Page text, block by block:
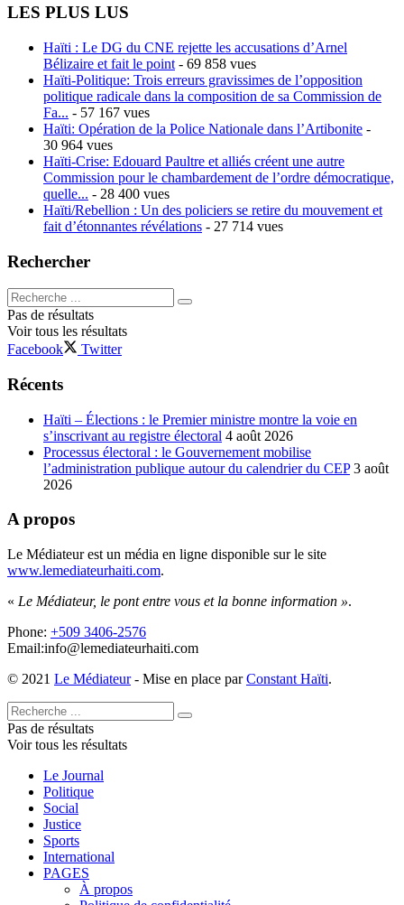
LES PLUS LUS
Haïti : Le DG du CNE rejette les accusations d’Arnel
Bélizaire et fait le point - 69 858 vues
Haïti-Politique: Trois erreurs gravissimes de l’opposition
politique radicale dans la composition de sa Commission de
Fa... - 57 167 vues
Haïti: Opération de la Police Nationale dans l’Artibonite -
30 964 vues
Haïti-Crise: Edouard Paultre et alliés créent une autre
Commission pour le chambardement de l’ordre démocratique,
quelle... - 28 400 vues
Haïti/Rebellion : Un des policiers se retire du mouvement et
fait d’étonnantes révélations - 27 714 vues
Rechercher
Pas de résultats
Voir tous les résultats
Facebook
Twitter
Récents
Haïti – Élections : le Premier ministre montre la voie en
s’inscrivant au registre électoral 4 août 2026
Processus électoral : le Gouvernement mobilise
l’administration publique autour du calendrier du CEP 3 août
2026
A propos
Le Médiateur est un média en ligne disponible sur le site
www.lemediateurhaiti.com.
« Le Médiateur, le pont entre vous et la bonne information ».
Phone: +509 3406-2576
Email:info@lemediateurhaiti.com
© 2021 Le Médiateur- Mise en place parConstant Haïti.
Pas de résultats
Voir tous les résultats
Le Journal
Politique
Social
Justice
Sports
International
PAGES
À propos